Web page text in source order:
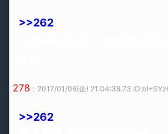
>>262
278 ：2017/01/06(金) 21:04:38.73
>>262